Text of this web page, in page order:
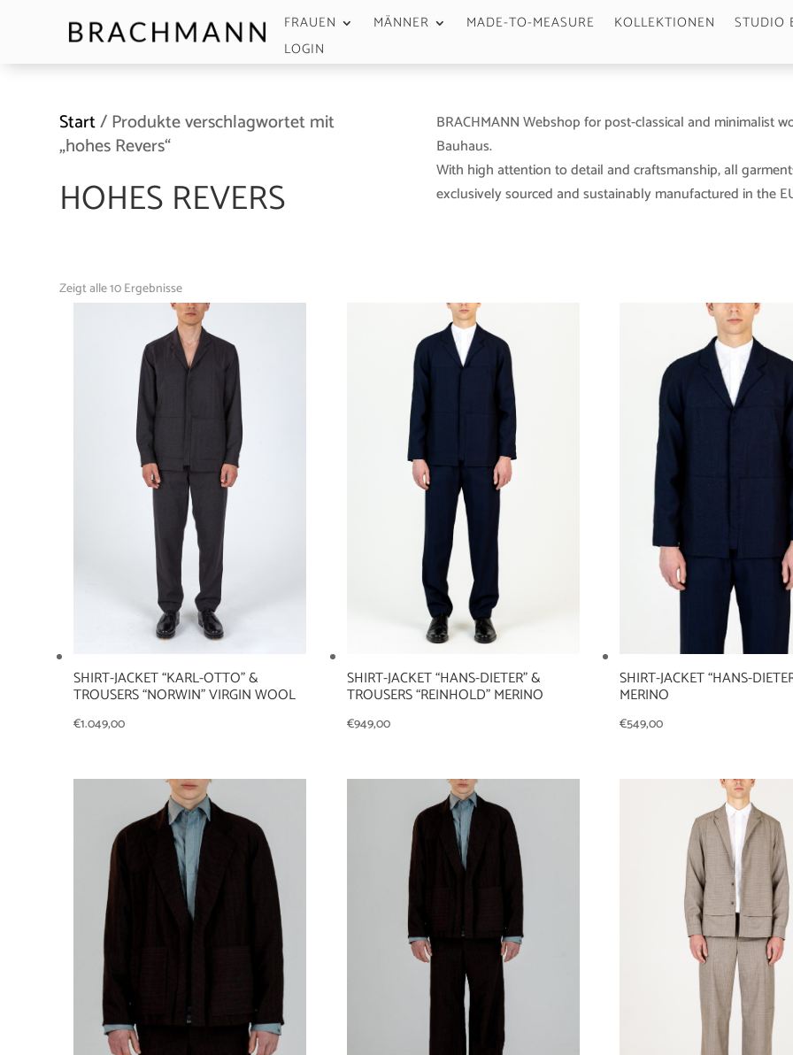
FRAUEN MÄNNER MADE-TO-MEASURE KOLLEKTIONEN STUDIO
LOGIN
Start/ Produkte verschlagwortet mit
„hohes Revers“
HOHES REVERS
BRACHMANN Webshop for post-classical and minimalist
Bauhaus.
With high attention to detail and craftsmanship, all
exclusively sourced and sustainably manufactured in the
Zeigt alle 10 Ergebnisse
SHIRT-JACKET “KARL-OTTO” &
TROUSERS “NORWIN” VIRGIN WOOL
€1.049,00
SHIRT-JACKET “HANS-DIETER” &
TROUSERS “REINHOLD” MERINO
€949,00
SHIRT-JACKET “HANS-
MERINO
€549,00